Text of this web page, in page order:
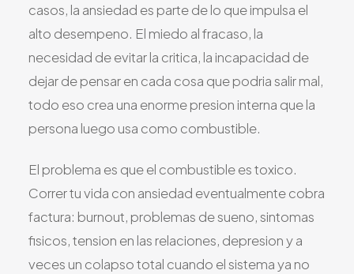
casos, la ansiedad es parte de lo que impulsa el
alto desempeno. El miedo al fracaso, la
necesidad de evitar la critica, la incapacidad de
dejar de pensar en cada cosa que podria salir mal,
todo eso crea una enorme presion interna que la
persona luego usa como combustible.
El problema es que el combustible es toxico.
Correr tu vida con ansiedad eventualmente cobra
factura: burnout, problemas de sueno, sintomas
fisicos, tension en las relaciones, depresion y a
veces un colapso total cuando el sistema ya no